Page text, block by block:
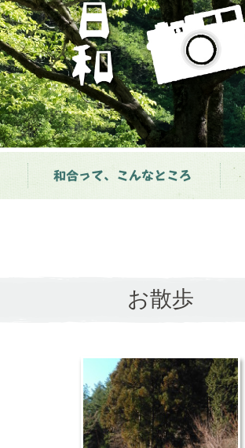
和合って、こんなところ
お散歩